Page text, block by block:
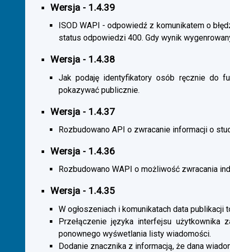
Wersja - 1.4.39
ISOD WAPI - odpowiedź z komunikatem o
status odpowiedzi 400. Gdy wynik
Wersja - 1.4.38
Jak podaję identyfikatory osób ręcznie do
pokazywać publicznie.
Wersja - 1.4.37
Rozbudowano API o zwracanie informacji o
Wersja - 1.4.36
Rozbudowano WAPI o możliwość zwracania
Wersja - 1.4.35
W ogłoszeniach i komunikatach data
Przełączenie języka interfejsu użytkownika
ponownego wyśwetlania listy wiadomości.
Dodanie znacznika z informacją, że dana